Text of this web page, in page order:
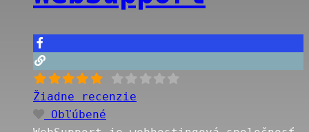
Žiadne recenzie
Obľúbené